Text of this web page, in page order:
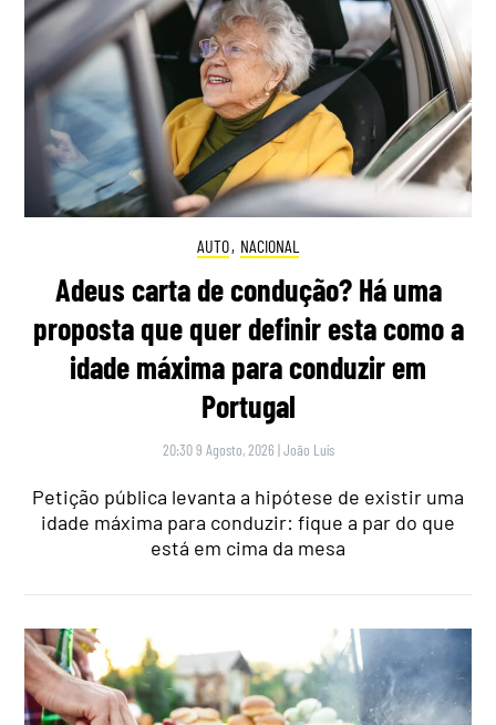
AUTO, NACIONAL
Adeus carta de condução? Há uma
proposta que quer definir esta como a
idade máxima para conduzir em
Portugal
20:30 9 Agosto, 2026 |João Luís
Petição pública levanta a hipótese de existir uma
idade máxima para conduzir: fique a par do que
está em cima da mesa